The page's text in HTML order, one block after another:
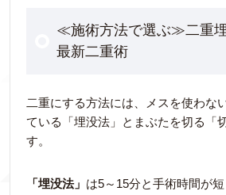
≪施術方法で選ぶ≫二重
最新二重術
二重にする方法には、メスを使わな
ている「埋没法」とまぶたを切る「
す。
「埋没法」 は5～15分と手術時間が